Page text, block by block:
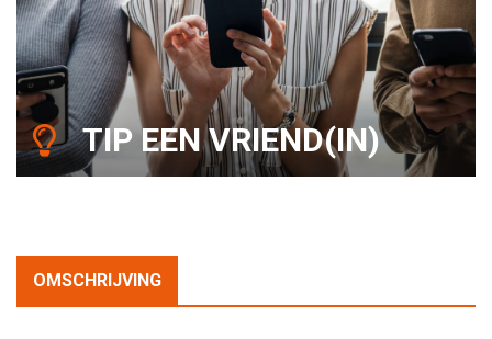
TIP EEN VRIEND(IN)
OMSCHRIJVING